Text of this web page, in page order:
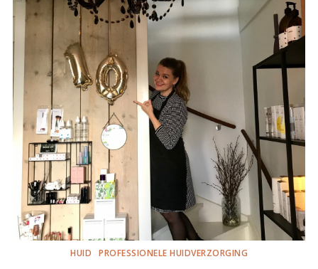
HUID PROFESSIONELE HUIDVERZORGING